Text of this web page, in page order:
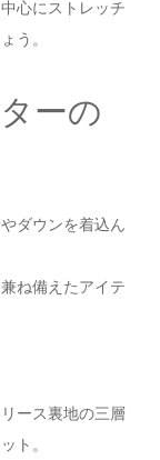
心にストレッチ
う。
ーの
ダウンを着込ん
ね備えたアイテ
ース裏地の三層
ト。